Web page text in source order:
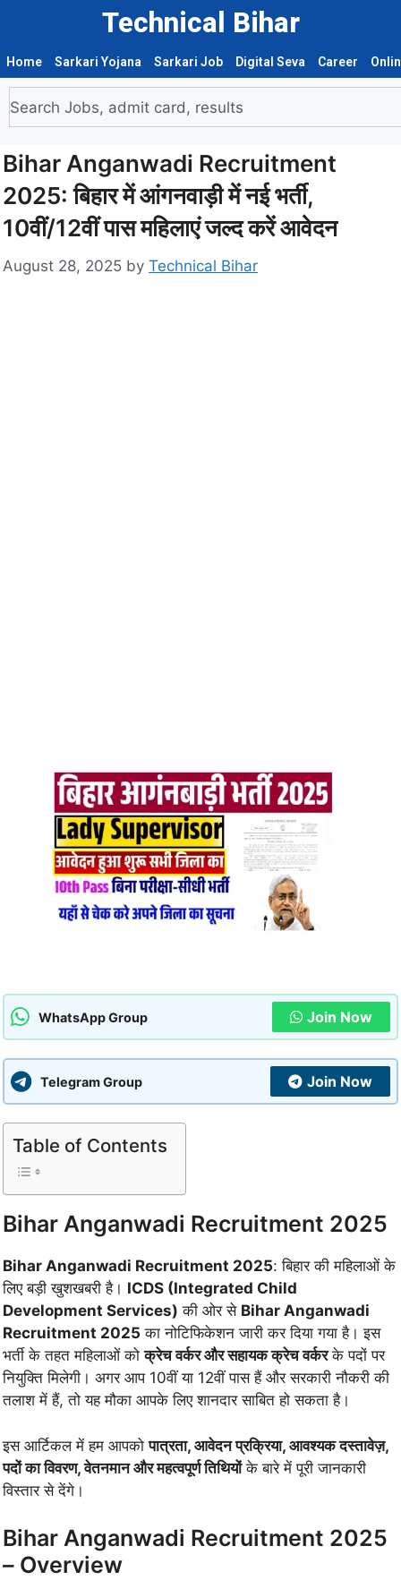
Technical Bihar
Home Sarkari Yojana Sarkari Job Digital Seva Career
Bihar Anganwadi Recruitment
2025: बिहार में आंगनवाड़ी में नई भर्ती,
10वीं/12वीं पास महिलाएं जल्द करें आवेदन
August 28, 2025 by Technical Bihar
WhatsApp Group Join Now
Telegram Group Join Now
Table of Contents
Bihar Anganwadi Recruitment 2025
Bihar Anganwadi Recruitment 2025: बिहार की महिलाओं के
लिए बड़ी खुशखबरी है। ICDS (Integrated Child
Development Services) की ओर से Bihar Anganwadi
Recruitment 2025 का नोटिफिकेशन जारी कर दिया गया है। इस
भर्ती के तहत महिलाओं कोक्रेच वर्कर और सहायक क्रेच वर्करके पदों पर
नियुक्ति मिलेगी। अगर आप 10वीं या 12वीं पास हैं और सरकारी नौकरी की
तलाश में हैं, तो यह मौका आपके लिए शानदार साबित हो सकता है।
इस आर्टिकल में हम आपकोपात्रता, आवेदन प्रक्रिया, आवश्यक दस्तावेज़,
पदों का विवरण, वेतनमान और महत्वपूर्ण तिथियोंके बारे में पूरी जानकारी
विस्तार से देंगे।
Bihar Anganwadi Recruitment 2025
– Overview